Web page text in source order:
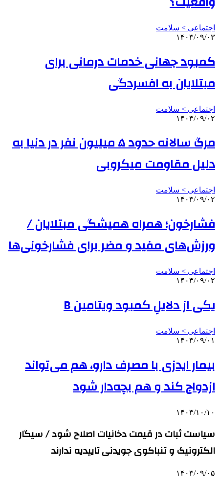
اجتماعی > سلامت
۱۴۰۳/۰۹/۰۳
کمبود جهانی خدمات درمانی برای
مبتلایان به افسردگی
اجتماعی > سلامت
۱۴۰۳/۰۹/۰۲
مرگ سالانه حدود ۵ میلیون نفر در دنیا به
دلیل مقاومت میکروبی
اجتماعی > سلامت
۱۴۰۳/۰۹/۰۲
فشارخون؛ همراه همیشگی مبتلایان /
ورزش‌های مفید و مضر برای فشارخونی‌ها
اجتماعی > سلامت
۱۴۰۳/۰۹/۰۲
یکی از دلایلِ کمبود ویتامین B
اجتماعی > سلامت
۱۴۰۳/۰۹/۰۱
بیمار ایدزی با مصرف دارو، هم می‌تواند
ازدواج کند و هم بچه‌دار شود
۱۴۰۳/۱۰/۱۰
سیاست ثبات در قیمت دخانیات اصلاح شود / سیگار
الکترونیک و تنباکوی جویدنی تاییدیه ندارند
۱۴۰۳/۰۹/۰۵